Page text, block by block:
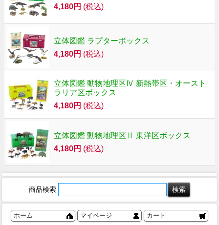
4,180円 (税込)
立体図鑑 ラプターボックス
4,180円 (税込)
立体図鑑 動物地理区Ⅳ 新熱帯区・オースト
ラリア区ボックス
4,180円 (税込)
立体図鑑 動物地理区Ⅱ 東洋区ボックス
4,180円 (税込)
商品検索
ホーム マイページ カート